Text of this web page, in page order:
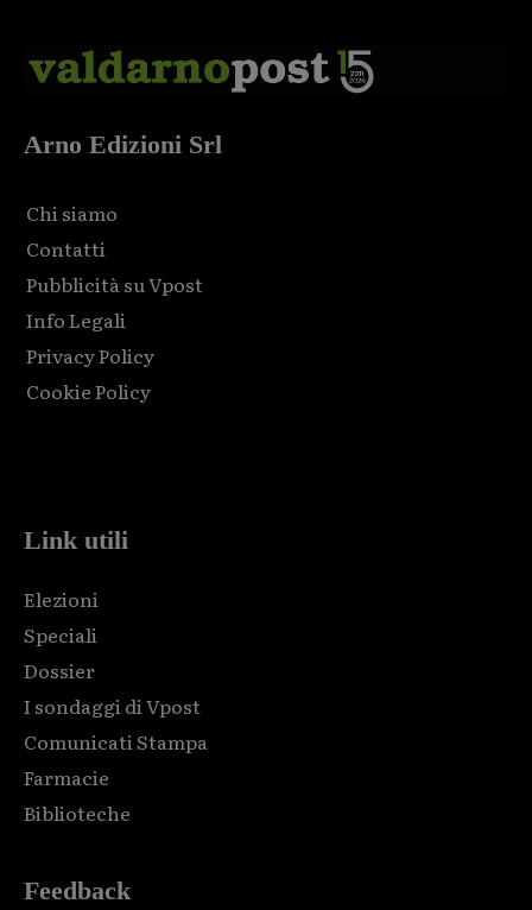
Arno Edizioni Srl
Chi siamo
Contatti
Pubblicità su Vpost
Info Legali
Privacy Policy
Cookie Policy
Link utili
Elezioni
Speciali
Dossier
I sondaggi di Vpost
Comunicati Stampa
Farmacie
Biblioteche
Feedback